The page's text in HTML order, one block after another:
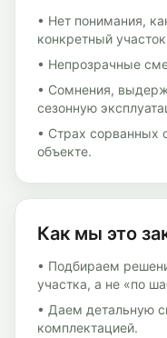
• Нет понимания,
конкретный
• Непрозрачные
• Сомнения,
сезонную
• Страх сорванных
объекте.
Как мы это
• Подбираем
участка, а не «по
• Даем детальную
комплектацией.